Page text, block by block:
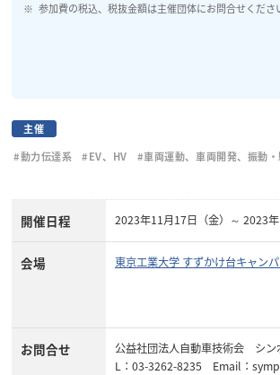
参加費の税込、税抜金額は主催団体にお問合せくださ
主催
#動力伝達系
#EV、HV #車両運動、車両開発、振動
開催日程 2023年11月17日（金）～ 2023年
会場 東京工業大学 すずかけ台キャン
お問合せ
公益社団法人自動車技術会 シ
L：03-3262-8235 Email：